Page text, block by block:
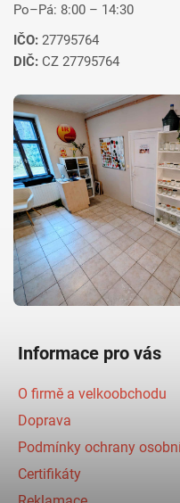
Po–Pá: 8:00 – 14:30
IČO: 27795764
DIČ: CZ 27795764
Informace pro vás
O firmě a velkoobchodu
Doprava
Podmínky ochrany
Certifikáty